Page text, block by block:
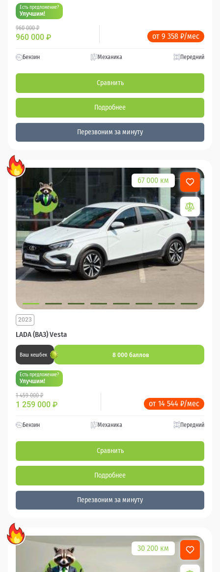
Есть предложение?
Улучшим!
960 000 ₽
960 000 ₽ от 9 358 ₽/мес
Бензин Механика Передний
Сравнить
Подробнее
Перезвоним за минуту
67 000 км
LADA (ВАЗ) Vesta
2023
Ваш кешбек 8 000 баллов
Есть предложение?
Улучшим!
1 459 000 ₽
1 259 000 ₽ от 14 544 ₽/мес
Бензин Механика Передний
Сравнить
Подробнее
Перезвоним за минуту
30 200 км